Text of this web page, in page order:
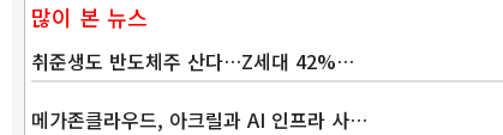
많이 본 뉴스
취준생도 반도체주 산다…Z세대 42%…
메가존클라우드, 아크릴과 AI 인프라 사…